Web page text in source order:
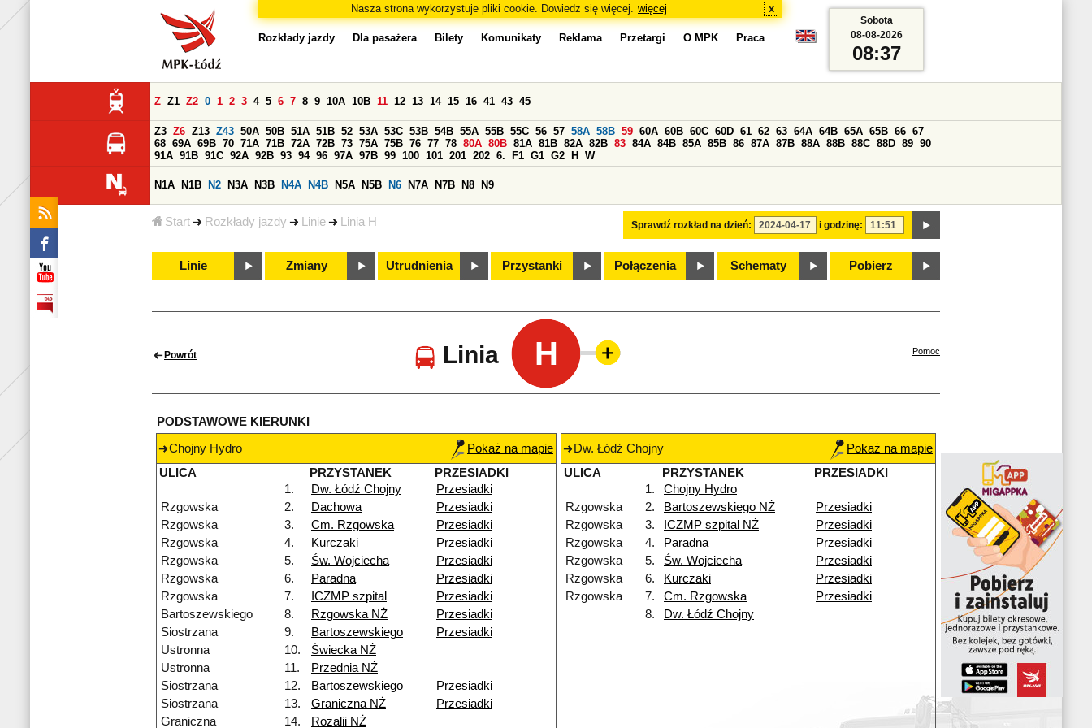
Nasza strona wykorzystuje pliki cookie. Dowiedz się więcej. więcej x
Start Rozkłady jazdy Linie Linia H
Rozkłady jazdy Dla pasażera Bilety Komunikaty Reklama Przetargi O MPK Praca
Sprawdź rozkład na dzień: i godzinę:
Z Z1 Z2 0 1 2 3 4 5 6 7 8 9 10A 10B 11 12 13 14 15 16 41 43 45
Z3 Z6 Z13 Z43 50A 50B 51A 51B 52 53A 53C 53B 54B 55A 55B 55C 56 57 58A 58B 59 60A 60B 60C 60D 61 62 63 64A 64B 65A 65B 66 67
68 69A 69B 70 71A 71B 72A 72B 73 75A 75B 76 77 78 80A 80B 81A 81B 82A 82B 83 84A 84B 85A 85B 86 87A 87B 88A 88B 88C 88D 89 90
91A 91B 91C 92A 92B 93 94 96 97A 97B 99 100 101 201 202 6. F1 G1 G2 H W
N1A N1B N2 N3A N3B N4A N4B N5A N5B N6 N7A N7B N8 N9
Linie Zmiany Utrudnienia Przystanki Połączenia Schematy Pobierz
Sobota
08-08-2026
08:37
Powrót Linia H Pomoc
PODSTAWOWE KIERUNKI
Chojny Hydro
Pokaż na mapie
ULICA
PRZYSTANEK
PRZESIADKI
1.
Dw. Łódź Chojny
Przesiadki
Rzgowska
2. Dachowa
Przesiadki
Rzgowska
3. Cm. Rzgowska
Przesiadki
Rzgowska
4. Kurczaki
Przesiadki
Rzgowska
5. Św. Wojciecha
Przesiadki
Rzgowska
6. Paradna
Przesiadki
Rzgowska
7. ICZMP szpital
Przesiadki
Bartoszewskiego
8. Rzgowska NŻ
Przesiadki
Siostrzana
9. Bartoszewskiego
Przesiadki
Ustronna
10.
Świecka NŻ
Ustronna
11.
Przednia NŻ
Siostrzana
12. Bartoszewskiego
Przesiadki
Siostrzana
13. Graniczna NŻ
Przesiadki
Graniczna
14. Rozalii NŻ
Dw. Łódź Chojny
Pokaż na mapie
ULICA
PRZYSTANEK
PRZESIADKI
1.
Chojny Hydro
Rzgowska
2. Bartoszewskiego NŻ
Przesiadki
Rzgowska
3. ICZMP szpital NŻ
Przesiadki
Rzgowska
4. Paradna
Przesiadki
Rzgowska
5. Św. Wojciecha
Przesiadki
Rzgowska
6. Kurczaki
Przesiadki
Rzgowska
7. Cm. Rzgowska
Przesiadki
8.
Dw. Łódź Chojny